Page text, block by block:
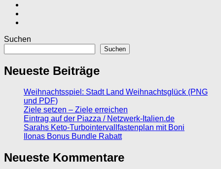
Suchen
Suchen
Neueste Beiträge
Weihnachtsspiel: Stadt Land Weihnachtsglück (PNG
und PDF)
Ziele setzen – Ziele erreichen
Eintrag auf der Piazza / Netzwerk-Italien.de
Sarahs Keto-Turbointervallfastenplan mit Boni
Ilonas Bonus Bundle Rabatt
Neueste Kommentare